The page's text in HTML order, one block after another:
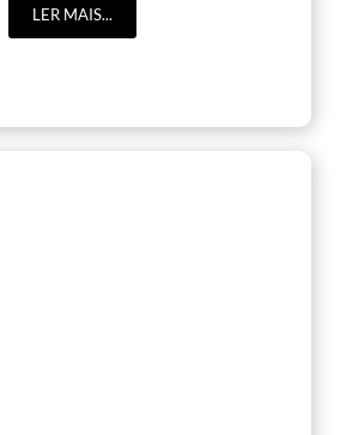
LER MAIS...